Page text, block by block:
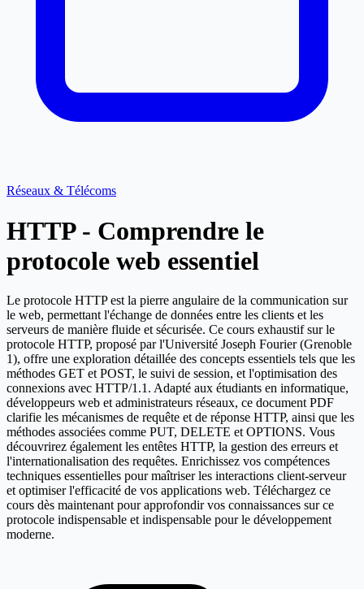
Réseaux & Télécoms
HTTP - Comprendre le
protocole web essentiel
Le protocole HTTP est la pierre angulaire de la communication sur
le web, permettant l'échange de données entre les clients et les
serveurs de manière fluide et sécurisée. Ce cours exhaustif sur le
protocole HTTP, proposé par l'Université Joseph Fourier (Grenoble
1), offre une exploration détaillée des concepts essentiels tels que les
méthodes GET et POST, le suivi de session, et l'optimisation des
connexions avec HTTP/1.1. Adapté aux étudiants en informatique,
développeurs web et administrateurs réseaux, ce document PDF
clarifie les mécanismes de requête et de réponse HTTP, ainsi que les
méthodes associées comme PUT, DELETE et OPTIONS. Vous
découvrirez également les entêtes HTTP, la gestion des erreurs et
l'internationalisation des requêtes. Enrichissez vos compétences
techniques essentielles pour maîtriser les interactions client-serveur
et optimiser l'efficacité de vos applications web. Téléchargez ce
cours dès maintenant pour approfondir vos connaissances sur ce
protocole indispensable et indispensable pour le développement
moderne.